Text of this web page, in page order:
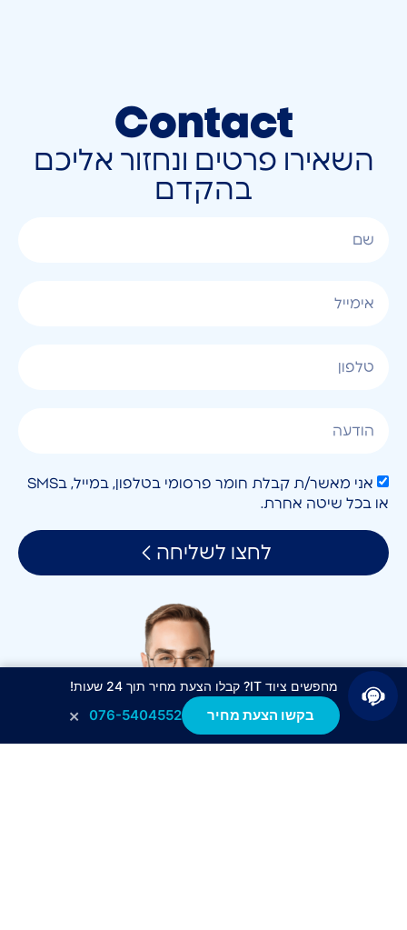
Contact
השאירו פרטים ונחזור אליכם
בהקדם
אני מאשר/ת קבלת חומר פרסומי בטלפון, במייל, בSMS
או בכל שיטה אחרת.
לחצו לשליחה
מחפשים ציוד IT? קבלו הצעת מחיר תוך 24 שעות!
בקשו הצעת מחיר 076-5404552
×